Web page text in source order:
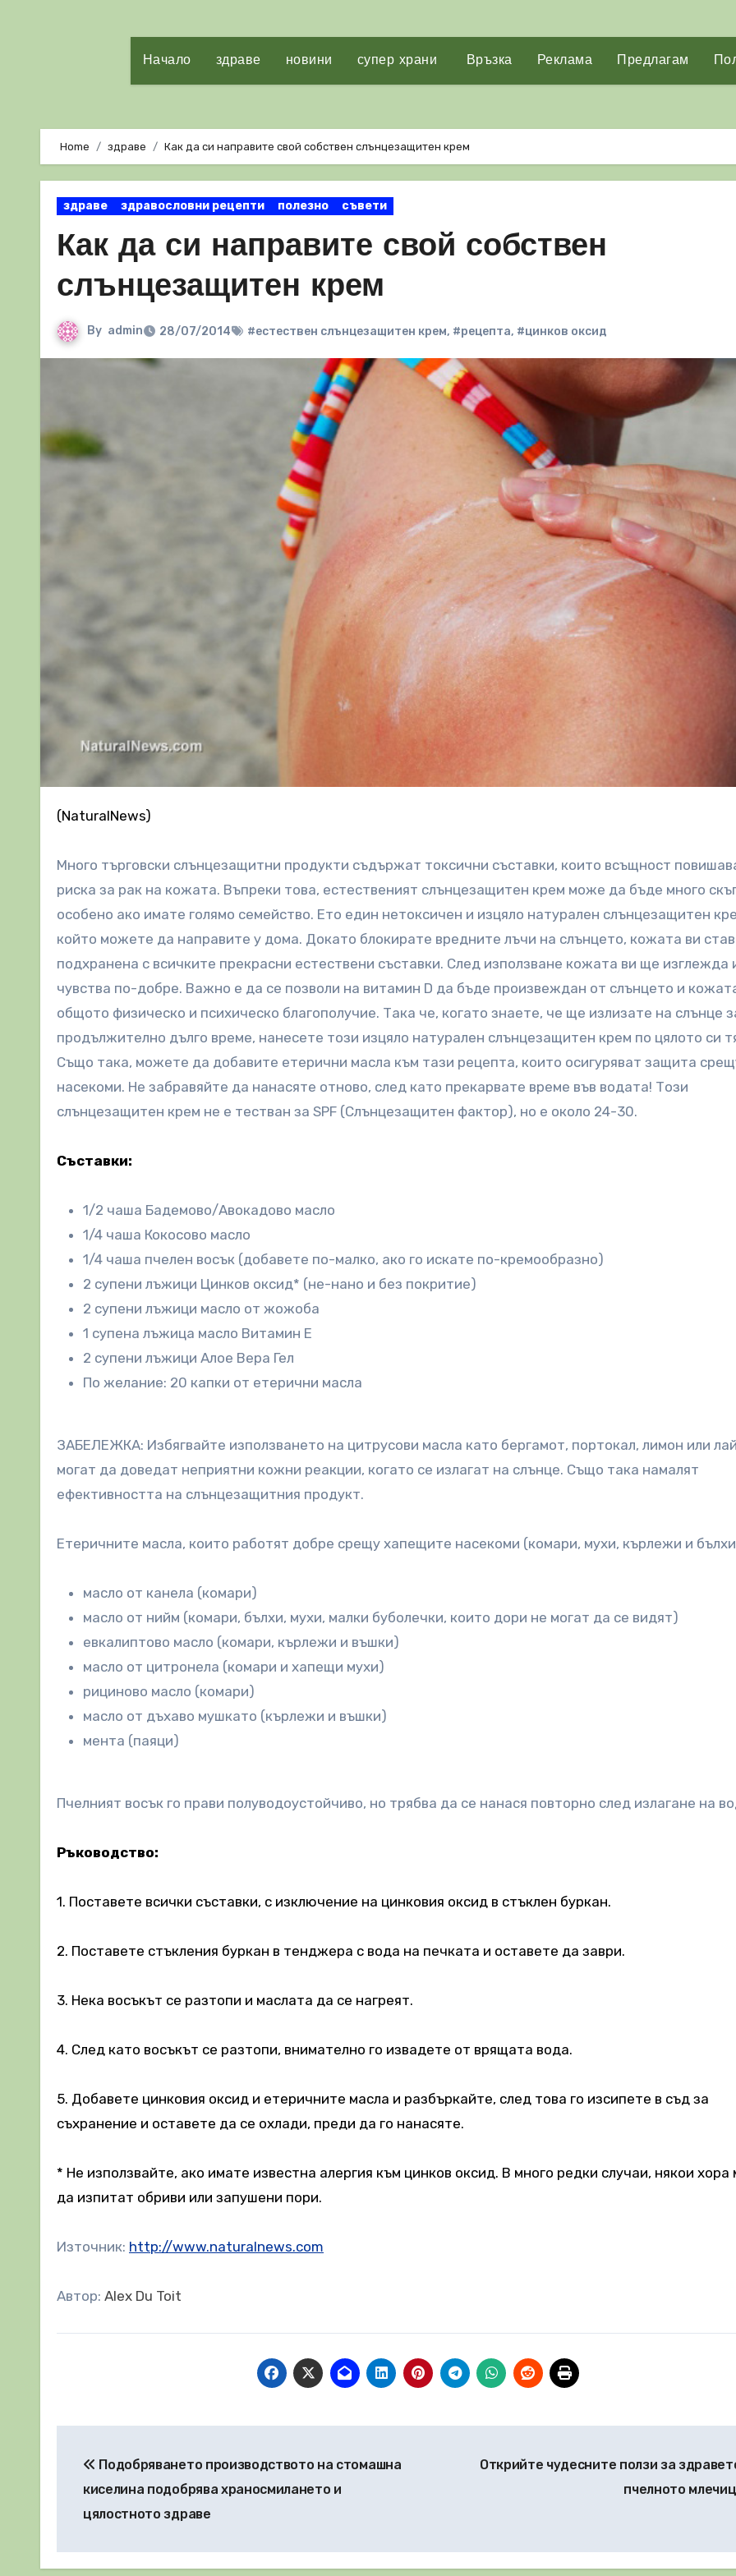
Начало здраве новини супер храни Връзка Реклама Предлагам
Home здраве Как да си направите свой собствен слънцезащитен крем
здраве здравословни рецепти полезно съвети
Как да си направите свой собствен
слънцезащитен крем
By admin 28/07/2014 #естествен слънцезащитен крем, #рецепта, #цинков оксид
(NaturalNews)
Много търговски слънцезащитни продукти съдържат токсични съставки, които всъщност
риска за рак на кожата. Въпреки това, естественият слънцезащитен крем може да бъде много
особено ако имате голямо семейство. Ето един нетоксичен и изцяло натурален слънцезащитен
който можете да направите у дома. Докато блокирате вредните лъчи на слънцето, кожата ви
подхранена с всичките прекрасни естествени съставки. След използване кожата ви ще изглежда
чувства по-добре. Важно е да се позволи на витамин D да бъде произвеждан от слънцето и
общото физическо и психическо благополучие. Така че, когато знаете, че ще излизате на слънце
продължително дълго време, нанесете този изцяло натурален слънцезащитен крем по цялото си
Също така, можете да добавите етерични масла към тази рецепта, които осигуряват защита
насекоми. Не забравяйте да нанасяте отново, след като прекарвате време във водата! Този
слънцезащитен крем не е тестван за SPF (Слънцезащитен фактор), но е около 24-30.
Съставки:
1/2 чаша Бадемово/Авокадово масло
1/4 чаша Кокосово масло
1/4 чаша пчелен восък (добавете по-малко, ако го искате по-кремообразно)
2 супени лъжици Цинков оксид* (не-нано и без покритие)
2 супени лъжици масло от жожоба
1 супена лъжица масло Витамин E
2 супени лъжици Алое Вера Гел
По желание: 20 капки от етерични масла
ЗАБЕЛЕЖКА: Избягвайте използването на цитрусови масла като бергамот, портокал, лимон или
могат да доведат неприятни кожни реакции, когато се излагат на слънце. Също така намалят
ефективността на слънцезащитния продукт.
Етеричните масла, които работят добре срещу хапещите насекоми (комари, мухи, кърлежи и
масло от канела (комари)
масло от нийм (комари, бълхи, мухи, малки буболечки, които дори не могат да се видят)
евкалиптово масло (комари, кърлежи и въшки)
масло от цитронела (комари и хапещи мухи)
рициново масло (комари)
масло от дъхаво мушкато (кърлежи и въшки)
мента (паяци)
Пчелният восък го прави полуводоустойчиво, но трябва да се нанася повторно след излагане на
Ръководство:
1. Поставете всички съставки, с изключение на цинковия оксид в стъклен буркан.
2. Поставете стъкления буркан в тенджера с вода на печката и оставете да заври.
3. Нека восъкът се разтопи и маслата да се нагреят.
4. След като восъкът се разтопи, внимателно го извадете от врящата вода.
5. Добавете цинковия оксид и етеричните масла и разбъркайте, след това го изсипете в съд за
съхранение и оставете да се охлади, преди да го нанасяте.
* Не използвайте, ако имате известна алергия към цинков оксид. В много редки случаи, някои хора
да изпитат обриви или запушени пори.
Източник: http://www.naturalnews.com
Автор: Alex Du Toit
Подобряването производството на стомашна
киселина подобрява храносмилането и
цялостното здраве
Открийте чудесните ползи за
пчелното